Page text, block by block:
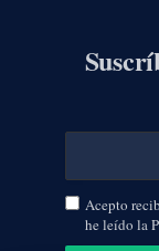
Acepto
he leído la